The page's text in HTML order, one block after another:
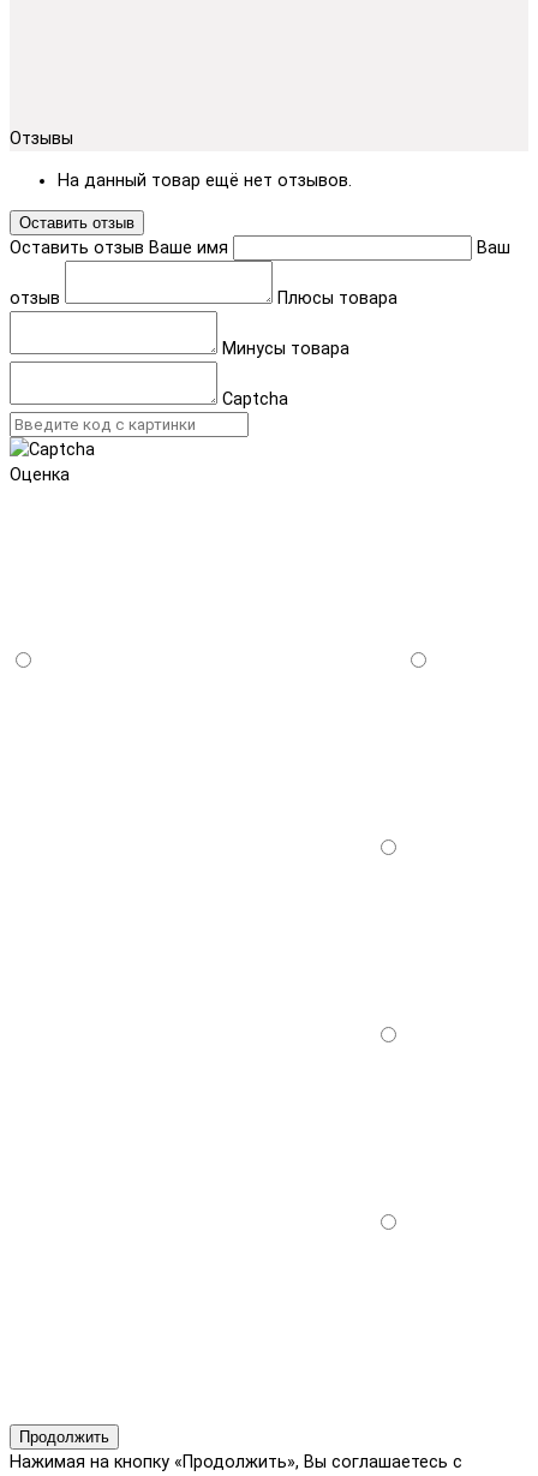
Отзывы
На данный товар ещё нет отзывов.
Оставить отзыв
Оставить отзыв Ваше имя Ваш
отзыв Плюсы товара
Минусы товара
Captcha
Оценка
Продолжить
Нажимая на кнопку «Продолжить», Вы соглашаетесь с